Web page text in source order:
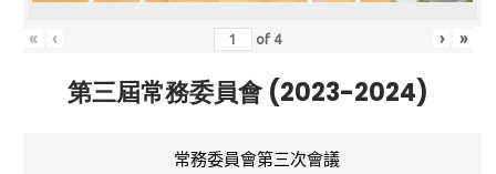
« ‹ of 4 › »
第三屆常務委員會 (2023-2024)
常務委員會第三次會議